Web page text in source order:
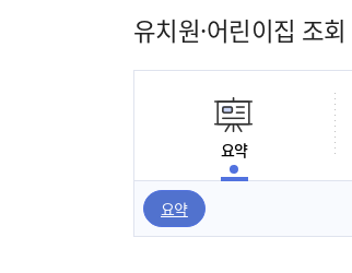
유치원·어린이집 조회
요약
요약